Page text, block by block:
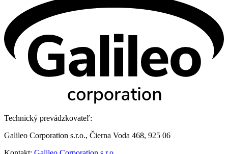
Technický prevádzkovateľ:
Galileo Corporation s.r.o., Čierna Voda 468, 925 06